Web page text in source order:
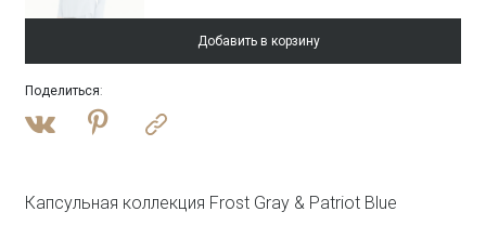
Однобортный жакет в полоску
Добавить в корзину
Поделиться:
Капсульная коллекция Frost Gray & Patriot Blue